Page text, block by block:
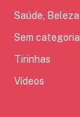
Saúde, Beleza
Sem categoria
Tirinhas
Vídeos